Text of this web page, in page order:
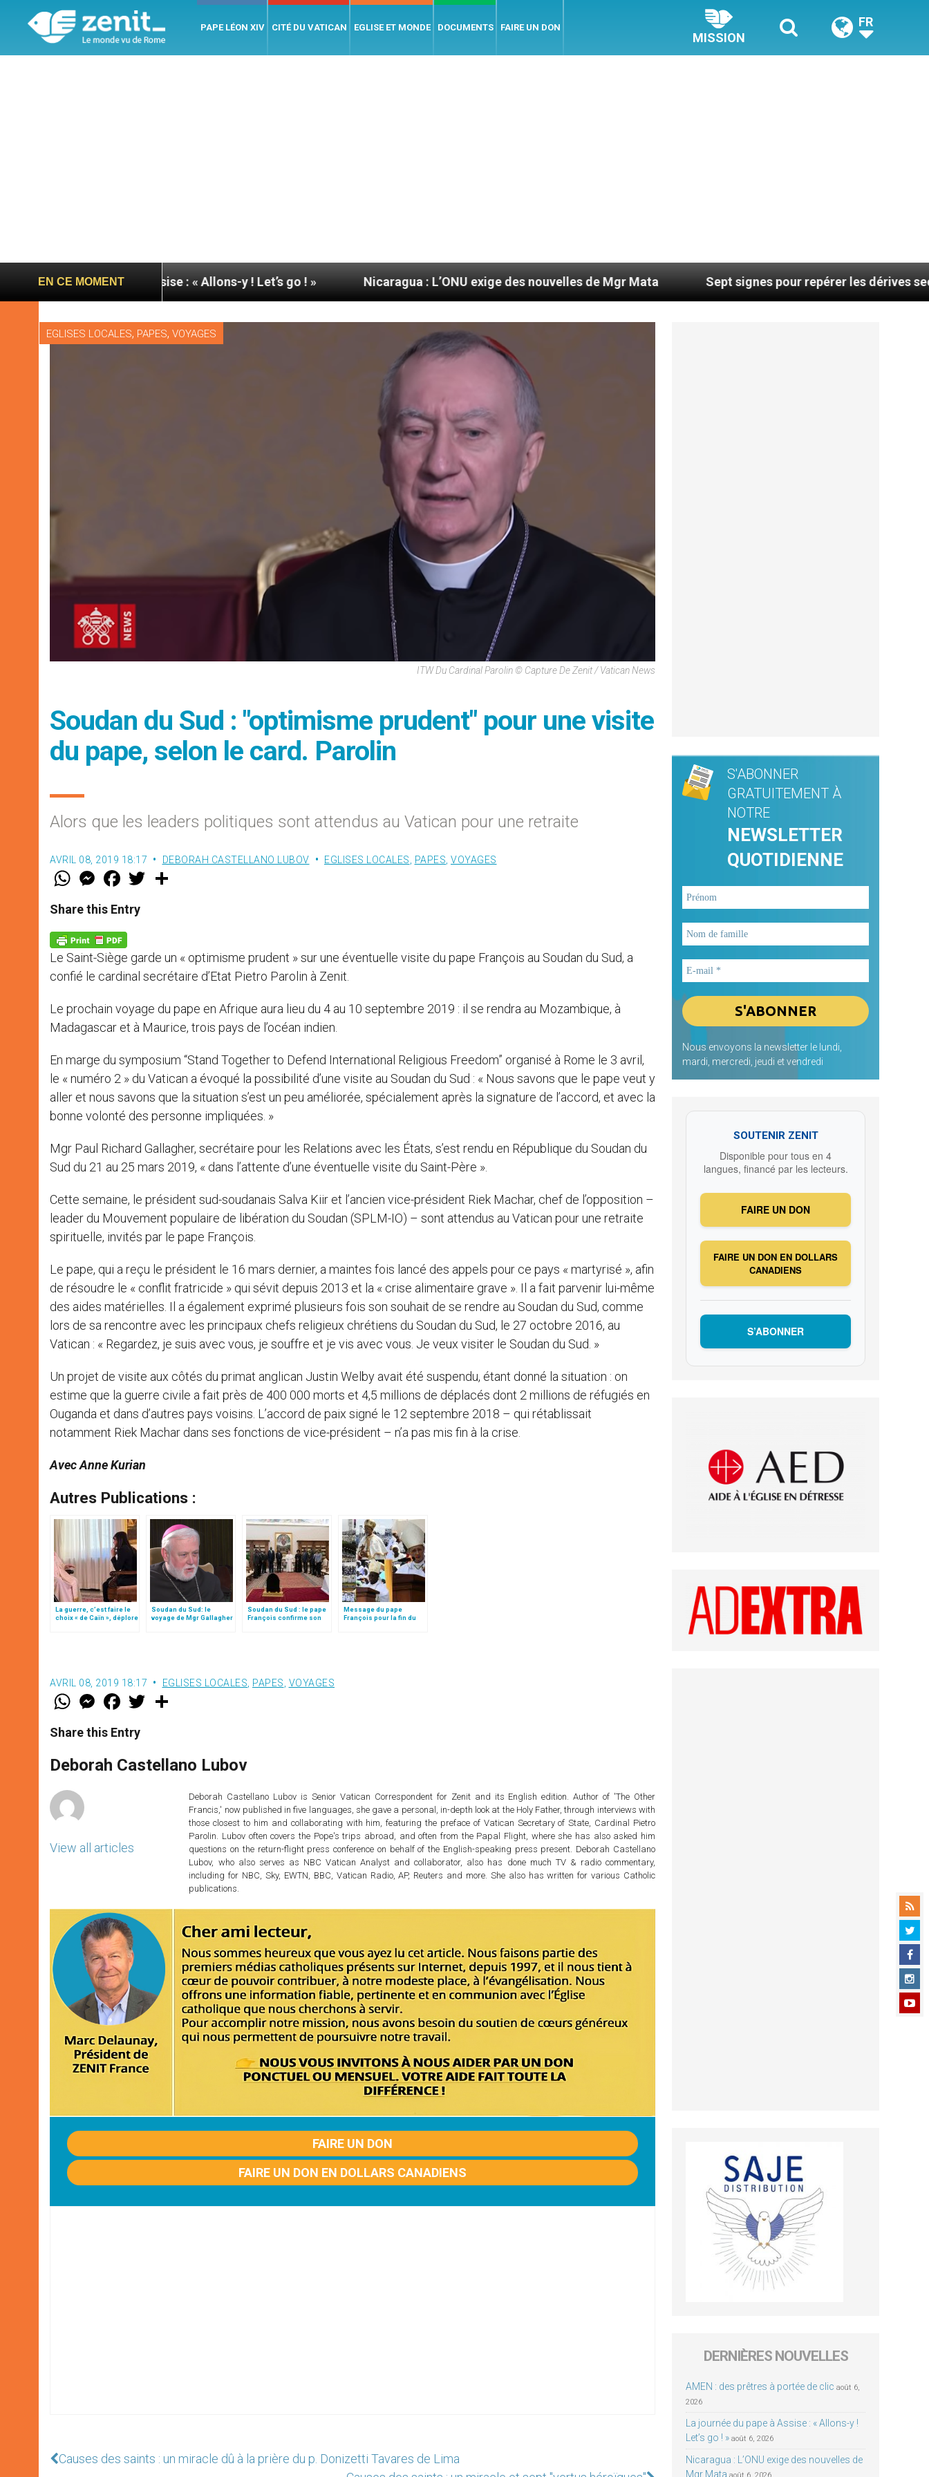
PAPE LÉON XIV CITÉ DU VATICAN EGLISE ET MONDE DOCUMENTS FAIRE UN DON
MISSION
FR
EN CE MOMENT
du pape à Assise : « Allons-y ! Let’s go ! » Nicaragua : L’ONU exige des nouvelles de Mgr Mata Sept signes pour repérer les dérives sectaires du
EGLISES LOCALES, PAPES, VOYAGES
ITW Du Cardinal Parolin © Capture De Zenit / Vatican News
Soudan du Sud : "optimisme prudent" pour une visite
du pape, selon le card. Parolin
Alors que les leaders politiques sont attendus au Vatican pour une retraite
AVRIL 08, 2019 18:17 DEBORAH CASTELLANO LUBOV EGLISES LOCALES PAPES VOYAGES
W
t
s
p
p
M
e
s
e
g
e
r
F
a
e
b
o
k
w
Share this Entry
Le Saint-Siège garde un « optimisme prudent » sur une éventuelle visite du pape François au Soudan du Sud, a
confié le cardinal secrétaire d’Etat Pietro Parolin à Zenit.
Le prochain voyage du pape en Afrique aura lieu du 4 au 10 septembre 2019 : il se rendra au Mozambique, à
Madagascar et à Maurice, trois pays de l’océan indien.
En marge du symposium “Stand Together to Defend International Religious Freedom” organisé à Rome le 3 avril,
le « numéro 2 » du Vatican a évoqué la possibilité d’une visite au Soudan du Sud : « Nous savons que le pape veut y
aller et nous savons que la situation s’est un peu améliorée, spécialement après la signature de l’accord, et avec la
bonne volonté des personne impliquées. »
Mgr Paul Richard Gallagher, secrétaire pour les Relations avec les États, s’est rendu en République du Soudan du
Sud du 21 au 25 mars 2019, « dans l’attente d’une éventuelle visite du Saint-Père ».
Cette semaine, le président sud-soudanais Salva Kiir et l’ancien vice-président Riek Machar, chef de l’opposition –
leader du Mouvement populaire de libération du Soudan (SPLM-IO) – sont attendus au Vatican pour une retraite
spirituelle, invités par le pape François.
Le pape, qui a reçu le président le 16 mars dernier, a maintes fois lancé des appels pour ce pays « martyrisé », afin
de résoudre le « conflit fratricide » qui sévit depuis 2013 et la « crise alimentaire grave ». Il a fait parvenir lui-même
des aides matérielles. Il a également exprimé plusieurs fois son souhait de se rendre au Soudan du Sud, comme
lors de sa rencontre avec les principaux chefs religieux chrétiens du Soudan du Sud, le 27 octobre 2016, au
Vatican : « Regardez, je suis avec vous, je souffre et je vis avec vous. Je veux visiter le Soudan du Sud. »
Un projet de visite aux côtés du primat anglican Justin Welby avait été suspendu, étant donné la situation : on
estime que la guerre civile a fait près de 400 000 morts et 4,5 millions de déplacés dont 2 millions de réfugiés en
Ouganda et dans d’autres pays voisins. L’accord de paix signé le 12 septembre 2018 – qui rétablissait
notamment Riek Machar dans ses fonctions de vice-président – n’a pas mis fin à la crise.
Avec Anne Kurian
Autres Publications :
La guerre, c’est faire le
choix « de Caïn », déplore
Soudan du Sud: le
voyage de Mgr Gallagher
Soudan du Sud : le pape
François confirme son
Message du pape
François pour la fin du
AVRIL 08, 2019 18:17 EGLISES LOCALES PAPES VOYAGES
W
t
s
p
p
M
e
s
e
g
e
F
a
e
b
o
k
w
r
Share this Entry
Deborah Castellano Lubov
View all articles
Deborah Castellano Lubov is Senior Vatican Correspondent for Zenit and its English edition. Author of 'The Other
Francis,' now published in five languages, she gave a personal, in-depth look at the Holy Father, through interviews with
those closest to him and collaborating with him, featuring the preface of Vatican Secretary of State, Cardinal Pietro
Parolin. Lubov often covers the Pope's trips abroad, and often from the Papal Flight, where she has also asked him
questions on the return-flight press conference on behalf of the English-speaking press present. Deborah Castellano
Lubov, who also serves as NBC Vatican Analyst and collaborator, also has done much TV & radio commentary,
including for NBC, Sky, EWTN, BBC, Vatican Radio, AP, Reuters and more. She also has written for various Catholic
publications.
FAIRE UN DON
FAIRE UN DON EN DOLLARS CANADIENS
Causes des saints : un miracle dû à la prière du p. Donizetti Tavares de Lima
S'ABONNER
GRATUITEMENT À
NOTRE
NEWSLETTER
QUOTIDIENNE
Nous envoyons la newsletter le lundi,
mardi, mercredi, jeudi et vendredi
SOUTENIR ZENIT
Disponible pour tous en 4
langues, financé par les lecteurs.
FAIRE UN DON
FAIRE UN DON EN DOLLARS
CANADIENS
S’ABONNER
DERNIÈRES NOUVELLES
AMEN : des prêtres à portée de clic août 6,
2026
La journée du pape à Assise : « Allons-y !
Let’s go ! » août 6, 2026
Nicaragua : L’ONU exige des nouvelles de
Mgr Mata